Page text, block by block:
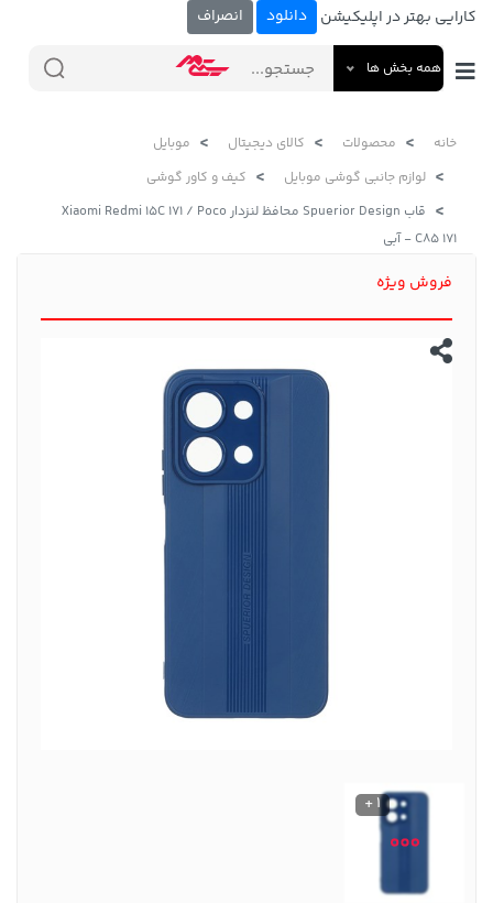
کارایی بهتر در اپلیکیشن دانلود انصراف
همه بخش ها
خانه محصولات کالای دیجیتال
موبایل
لوازم جانبی گوشی موبایل
کیف و کاور گوشی
قاب Spuerior Design محافظ لنزدار Xiaomi Redmi 15C 171 / Poco
C85 171 - آبی
فروش ویژه
1 +